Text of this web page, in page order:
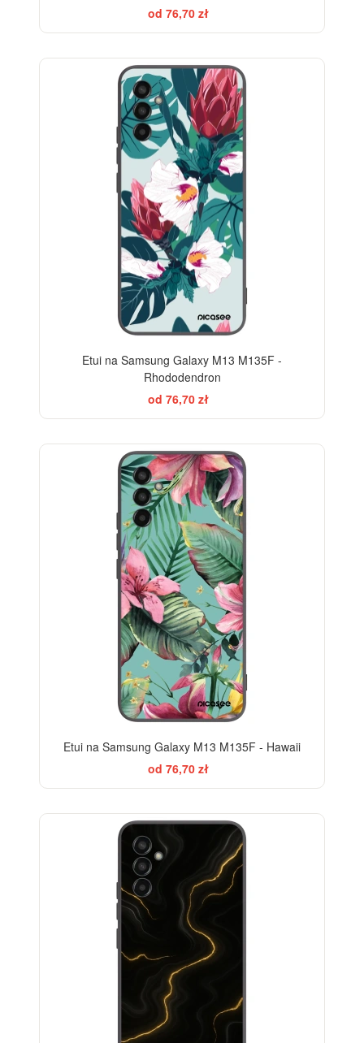
od 76,70 zł
Etui na Samsung Galaxy M13 M135F -
Rhododendron
od 76,70 zł
Etui na Samsung Galaxy M13 M135F - Hawaii
od 76,70 zł